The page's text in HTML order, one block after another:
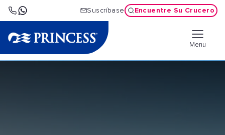
Suscríbase Encuentre Su Crucero
Menu